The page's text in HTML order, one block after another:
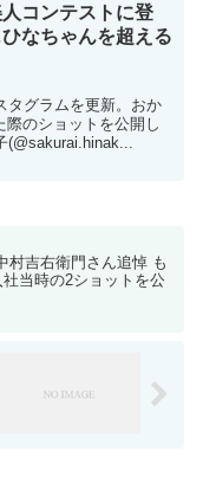
コンテストに登
なちゃんを超える
タグラムを更新。おか
のショットを公開し
で見る 桜井日奈子(@sakurai.hinak...
村吉右衛門さん追悼 も
社当時の2ショットを公